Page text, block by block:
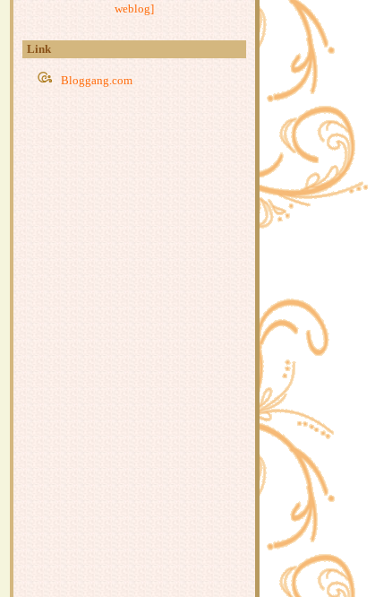
weblog]
Link
Bloggang.com